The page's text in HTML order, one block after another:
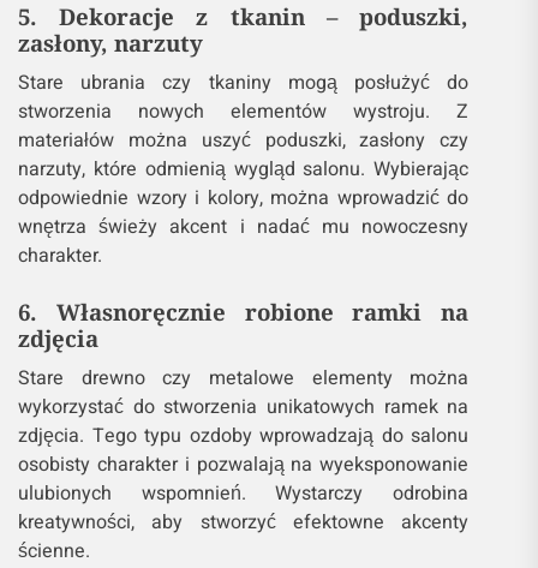
5. Dekoracje z tkanin – poduszki,
zasłony, narzuty
Stare ubrania czy tkaniny mogą posłużyć do
stworzenia nowych elementów wystroju. Z
materiałów można uszyć poduszki, zasłony czy
narzuty, które odmienią wygląd salonu. Wybierając
odpowiednie wzory i kolory, można wprowadzić do
wnętrza świeży akcent i nadać mu nowoczesny
charakter.
6. Własnoręcznie robione ramki na
zdjęcia
Stare drewno czy metalowe elementy można
wykorzystać do stworzenia unikatowych ramek na
zdjęcia. Tego typu ozdoby wprowadzają do salonu
osobisty charakter i pozwalają na wyeksponowanie
ulubionych wspomnień. Wystarczy odrobina
kreatywności, aby stworzyć efektowne akcenty
ścienne.